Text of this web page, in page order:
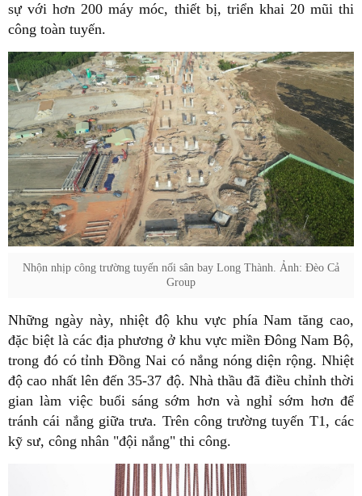
sự với hơn 200 máy móc, thiết bị, triển khai 20 mũi thi
công toàn tuyến.
Nhộn nhịp công trường tuyến nối sân bay Long Thành. Ảnh: Đèo Cả
Group
Những ngày này, nhiệt độ khu vực phía Nam tăng cao,
đặc biệt là các địa phương ở khu vực miền Đông Nam Bộ,
trong đó có tỉnh Đồng Nai có nắng nóng diện rộng. Nhiệt
độ cao nhất lên đến 35-37 độ. Nhà thầu đã điều chỉnh thời
gian làm việc buổi sáng sớm hơn và nghỉ sớm hơn để
tránh cái nắng giữa trưa. Trên công trường tuyến T1, các
kỹ sư, công nhân "đội nắng" thi công.